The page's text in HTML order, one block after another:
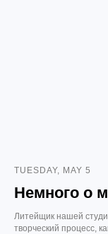
TUESDAY, MAY 5
Немного о
Литейщик нашей
творческий процесс,